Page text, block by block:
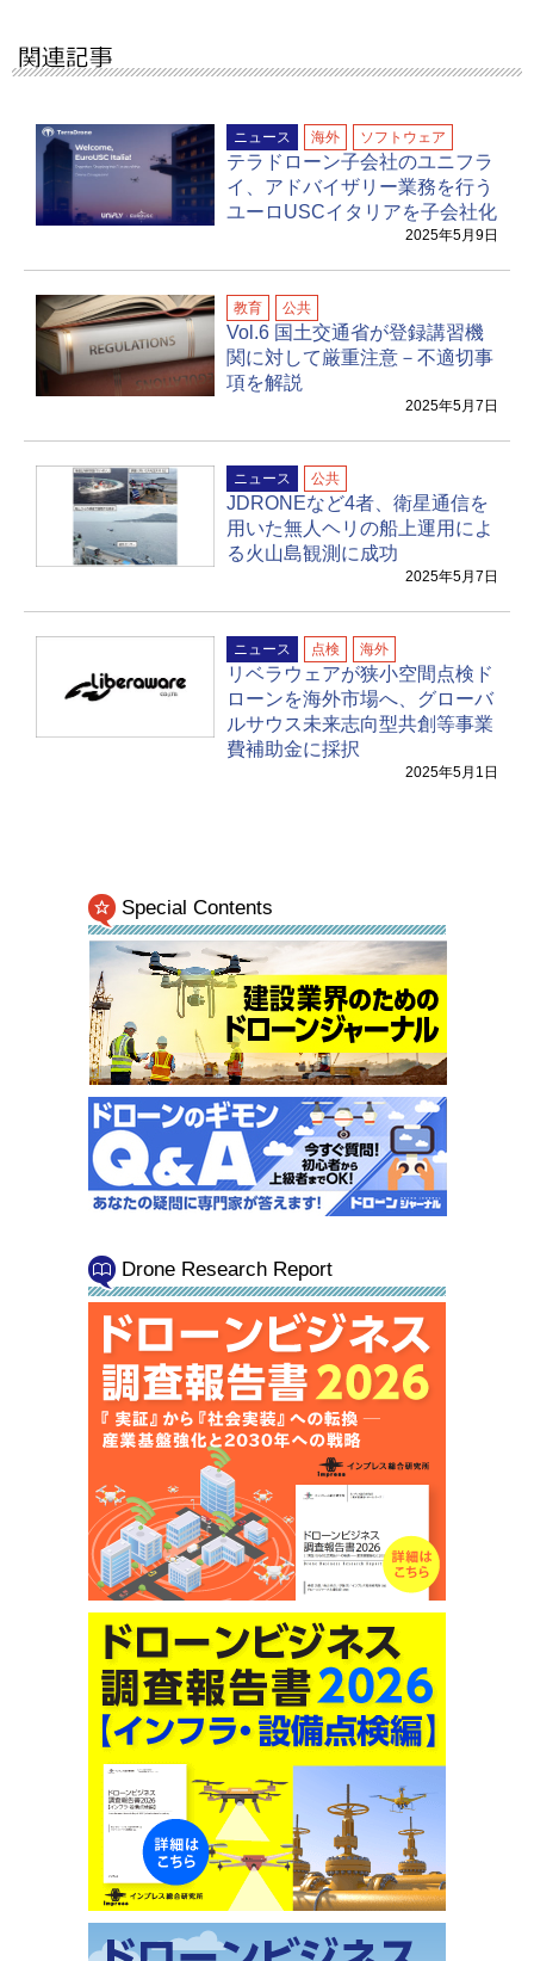
ニュース 海外 ソフトウェア
テラドローン子会社のユニフラ
イ、アドバイザリー業務を行う
ユーロUSCイタリアを子会社化
2025年5月9日
教育 公共
Vol.6 国土交通省が登録講習機
関に対して厳重注意－不適切事
項を解説
2025年5月7日
ニュース 公共
JDRONEなど4者、衛星通信を
用いた無人ヘリの船上運用によ
る火山島観測に成功
2025年5月7日
ニュース 点検 海外
リベラウェアが狭小空間点検ド
ローンを海外市場へ、グローバ
ルサウス未来志向型共創等事業
費補助金に採択
2025年5月1日
Special Contents
Drone Research Report